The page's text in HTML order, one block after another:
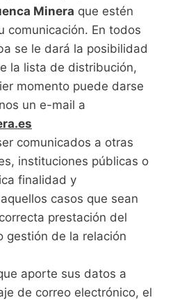
Minera que estén
comunicación. En todos
se le dará la posibilidad
la lista de distribución,
momento puede darse
un e-mail a
comunicados a otras
instituciones públicas o
finalidad y
casos que sean
prestación del
gestión de la relación
aporte sus datos a
de correo electrónico, el